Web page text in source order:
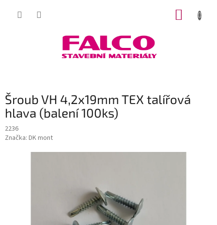
Šroub VH 4,2x19mm TEX talířová
hlava (balení 100ks)
2236
Značka: DK mont